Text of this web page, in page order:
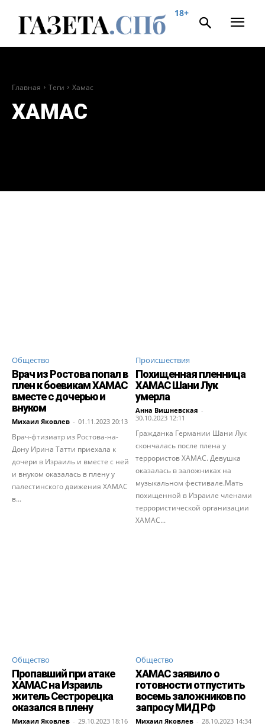
18+
Главная Теги Хамас
ХАМАС
Общество
Врач из Ростова попал в
плен к боевикам ХАМАС
вместе с дочерью и
внуком
Михаил Яковлев - 01.11.2023 20:13
Врач-фтизиатр из Ростова-на-
Дону Ирина Татти приехала к
дочери в Израиль и вместе с ней
и внуком оказалась в плену у
палестинского движения ХАМАС
в...
Происшествия
Похищенная пленница
ХАМАС Шани Лук
умерла
Анна Вишневская -
30.10.2023 12:11
Гражданка Германии Шани Лук
скончалась после плена у
террористов ХАМАС. Девушка
оказалась в заложниках на
музыкальном фестивале.Мать
похищенной в Израиле членами
террористической организации
ХАМАС...
Общество
Пропавший при атаке
ХАМАС на Израиль
житель Сестрорецка
оказался в плену
Михаил Яковлев - 29.10.2023 18:16
Общество
ХАМАС заявило о
готовности отпустить
восемь заложников по
запросу МИД РФ
Михаил Яковлев - 28.10.2023 14:34